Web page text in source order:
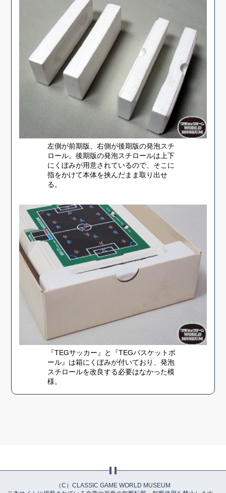
左側が前期版、右側が後期版の発泡スチ
ロール。後期版の発泡スチロールは上下
にくぼみが用意されているので、そこに
指をかけて本体を挟んだまま取り出せ
る。
『TEGサッカー』と『TEGバスケットボ
ール』は箱にくぼみが付いており、発泡
スチロールを改良する必要はなかった模
様。
（C）CLASSIC GAME WORLD MUSEUM